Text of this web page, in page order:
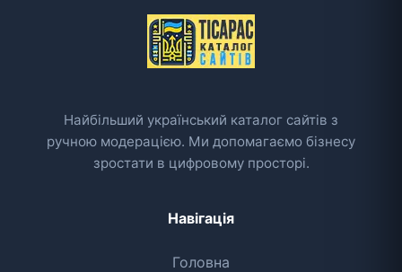
Найбільший український каталог сайтів з
ручною модерацією. Ми допомагаємо бізнесу
зростати в цифровому просторі.
Навігація
Головна